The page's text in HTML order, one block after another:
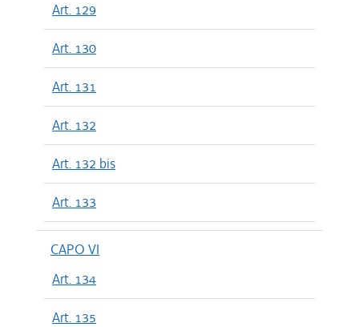
Art. 129
Art. 130
Art. 131
Art. 132
Art. 132 bis
Art. 133
CAPO VI
Art. 134
Art. 135